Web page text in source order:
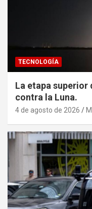
TECNOLOGÍA
La etapa superior
contra la Luna.
4 de agosto de 2026